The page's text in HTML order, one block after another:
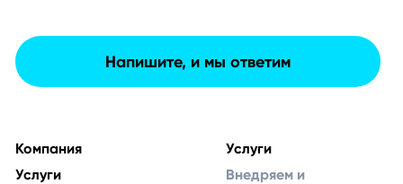
Напишите, и мы ответим
Компания
Услуги
Услуги
Внедряем и